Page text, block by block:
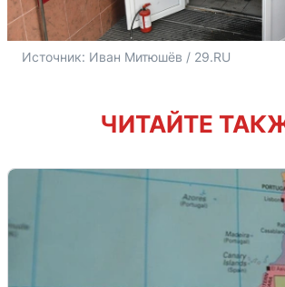
Источник: Иван Митюшёв / 29.RU
ЧИТАЙТЕ